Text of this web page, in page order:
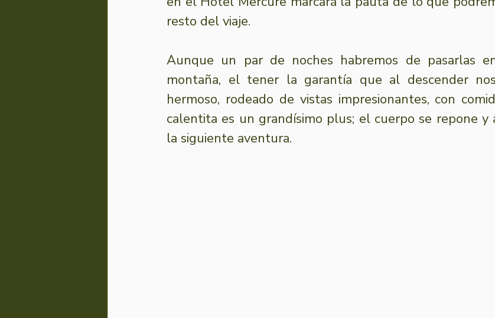
resto del viaje.
Aunque un par de noches habremos de pasarlas
montaña, el tener la garantía que al descender
hermoso, rodeado de vistas impresionantes, con
calentita es un grandísimo plus; el cuerpo se repone y
la siguiente aventura.